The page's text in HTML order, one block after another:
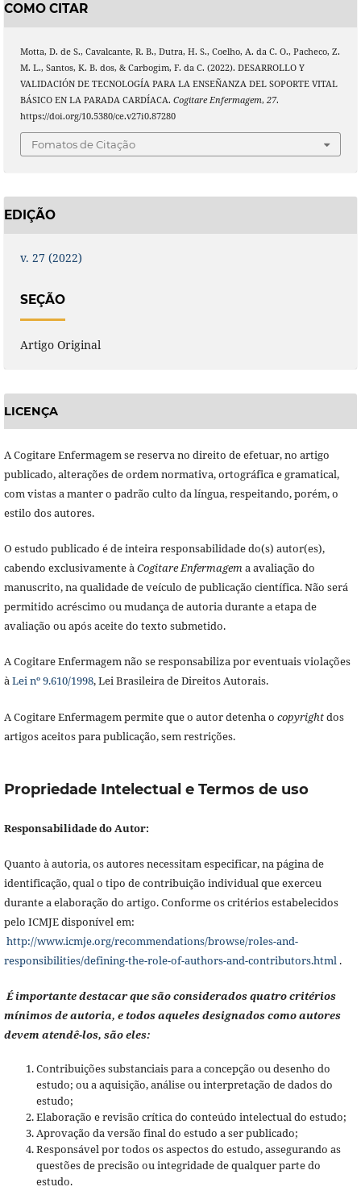
COMO CITAR
Motta, D. de S., Cavalcante, R. B., Dutra, H. S., Coelho, A. da C. O., Pacheco, Z.
M. L., Santos, K. B. dos, & Carbogim, F. da C. (2022). DESARROLLO Y
VALIDACIÓN DE TECNOLOGÍA PARA LA ENSEÑANZA DEL SOPORTE VITAL
BÁSICO EN LA PARADA CARDÍACA. Cogitare Enfermagem, 27.
https://doi.org/10.5380/ce.v27i0.87280
Fomatos de Citação
EDIÇÃO
v. 27 (2022)
SEÇÃO
Artigo Original
LICENÇA
A Cogitare Enfermagem se reserva no direito de efetuar, no artigo
publicado, alterações de ordem normativa, ortográfica e gramatical,
com vistas a manter o padrão culto da língua, respeitando, porém, o
estilo dos autores.
O estudo publicado é de inteira responsabilidade do(s) autor(es),
cabendo exclusivamente àCogitare Enfermagema avaliação do
manuscrito, na qualidade de veículo de publicação científica. Não será
permitido acréscimo ou mudança de autoria durante a etapa de
avaliação ou após aceite do texto submetido.
A Cogitare Enfermagem não se responsabiliza por eventuais violações
àLei nº 9.610/1998, Lei Brasileira de Direitos Autorais.
A Cogitare Enfermagem permite que o autor detenha o copyrightdos
artigos aceitos para publicação, sem restrições.
Propriedade Intelectual e Termos de uso
Responsabilidade do Autor:
Quanto à autoria, os autores necessitam especificar, na página de
identificação, qual o tipo de contribuição individual que exerceu
durante a elaboração do artigo. Conforme os critérios estabelecidos
pelo ICMJE disponível em:
http://www.icmje.org/recommendations/browse/roles-and-
responsibilities/defining-the-role-of-authors-and-contributors.html .
É importante destacar que são considerados quatro critérios
mínimos de autoria, e todos aqueles designados como autores
devem atendê-los, são eles:
Contribuições substanciais para a concepção ou desenho do
estudo; ou a aquisição, análise ou interpretação de dados do
estudo;
Elaboração e revisão crítica do conteúdo intelectual do estudo;
Aprovação da versão final do estudo a ser publicado;
Responsável por todos os aspectos do estudo, assegurando as
questões de precisão ou integridade de qualquer parte do
estudo.